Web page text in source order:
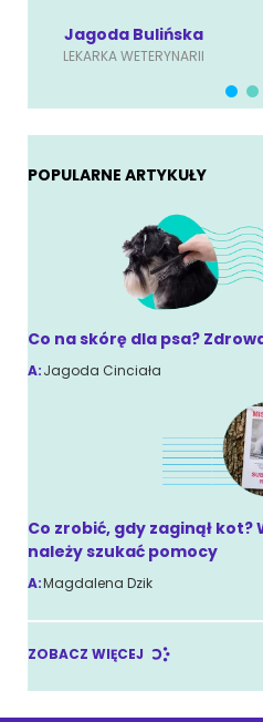
Jagoda Bulińska
LEKARKA WETERYNARII
POPULARNE ARTYKUŁY
Co na skórę dla psa?
A:Jagoda Cinciała
Co zrobić, gdy zaginął kot?
należy szukać pomocy
A:Magdalena Dzik
ZOBACZ WIĘCEJ